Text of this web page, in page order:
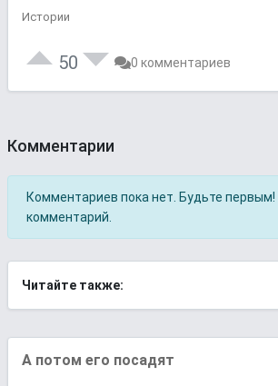
Истории
50 0 комментариев
Комментарии
Комментариев пока нет. Будьте первым!
комментарий.
Читайте также:
А потом его посадят